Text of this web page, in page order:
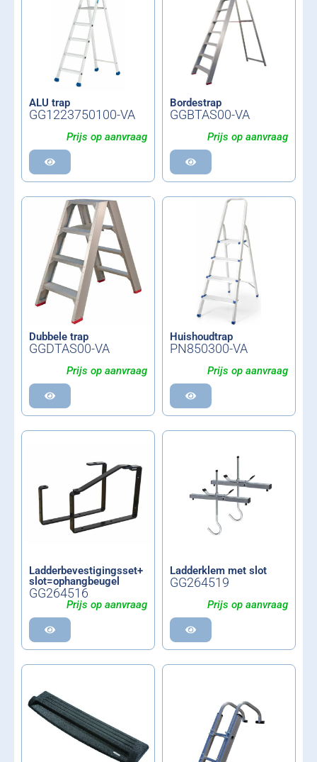
ALU trap
GG1223750100-VA
Prijs op aanvraag
Bordestrap
GGBTAS00-VA
Prijs op aanvraag
Dubbele trap
GGDTAS00-VA
Prijs op aanvraag
Huishoudtrap
PN850300-VA
Prijs op aanvraag
Ladderbevestigingsset+
slot=ophangbeugel
GG264516
Prijs op aanvraag
Ladderklem met slot
GG264519
Prijs op aanvraag